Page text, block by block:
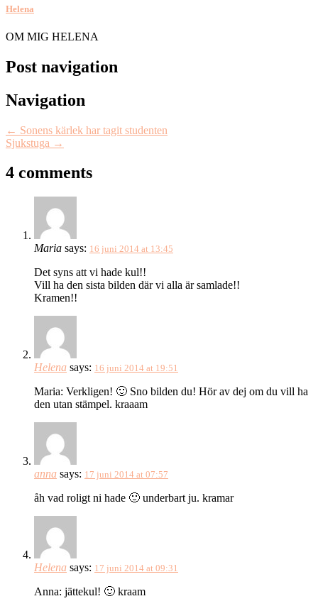
Helena
OM MIG HELENA
Post navigation
Navigation
← Sonens kärlek har tagit studenten
Sjukstuga →
4 comments
Maria says: 16 juni 2014 at 13:45
Det syns att vi hade kul!!
Vill ha den sista bilden där vi alla är samlade!!
Kramen!!
Helena says: 16 juni 2014 at 19:51
Maria: Verkligen! 🙂 Sno bilden du! Hör av dej om du vill ha
den utan stämpel. kraaam
anna says: 17 juni 2014 at 07:57
åh vad roligt ni hade 🙂 underbart ju. kramar
Helena says: 17 juni 2014 at 09:31
Anna: jättekul! 🙂 kraam